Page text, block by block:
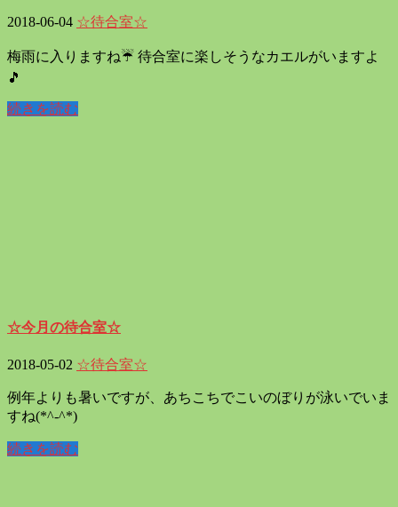
2018-06-04 ☆待合室☆
梅雨に入りますね☔ 待合室に楽しそうなカエルがいますよ
🎵
続きを読む
☆今月の待合室☆
2018-05-02 ☆待合室☆
例年よりも暑いですが、あちこちでこいのぼりが泳いでいま
すね(*^-^*)
続きを読む